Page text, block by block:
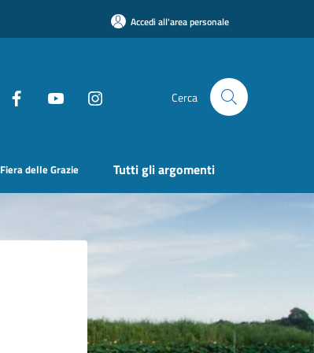
Accedi all'area personale
Cerca
Fiera delle Grazie Tutti gli argomenti